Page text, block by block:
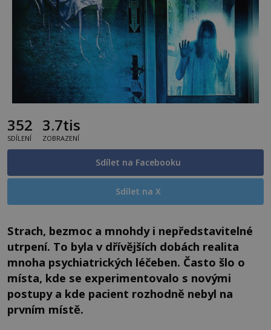
352
SDÍLENÍ
3.7tis
ZOBRAZENÍ
Sdílet na Facebooku
Sdílet na X
Strach, bezmoc a mnohdy i nepředstavitelné
utrpení. To byla v dřívějších dobách realita
mnoha psychiatrických léčeben. Často šlo o
místa, kde se experimentovalo s novými
postupy a kde pacient rozhodně nebyl na
prvním místě.